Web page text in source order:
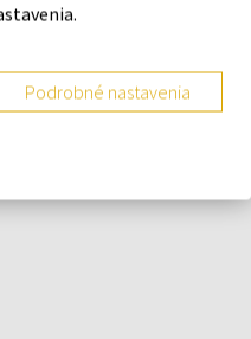
Podrobné nastavenia